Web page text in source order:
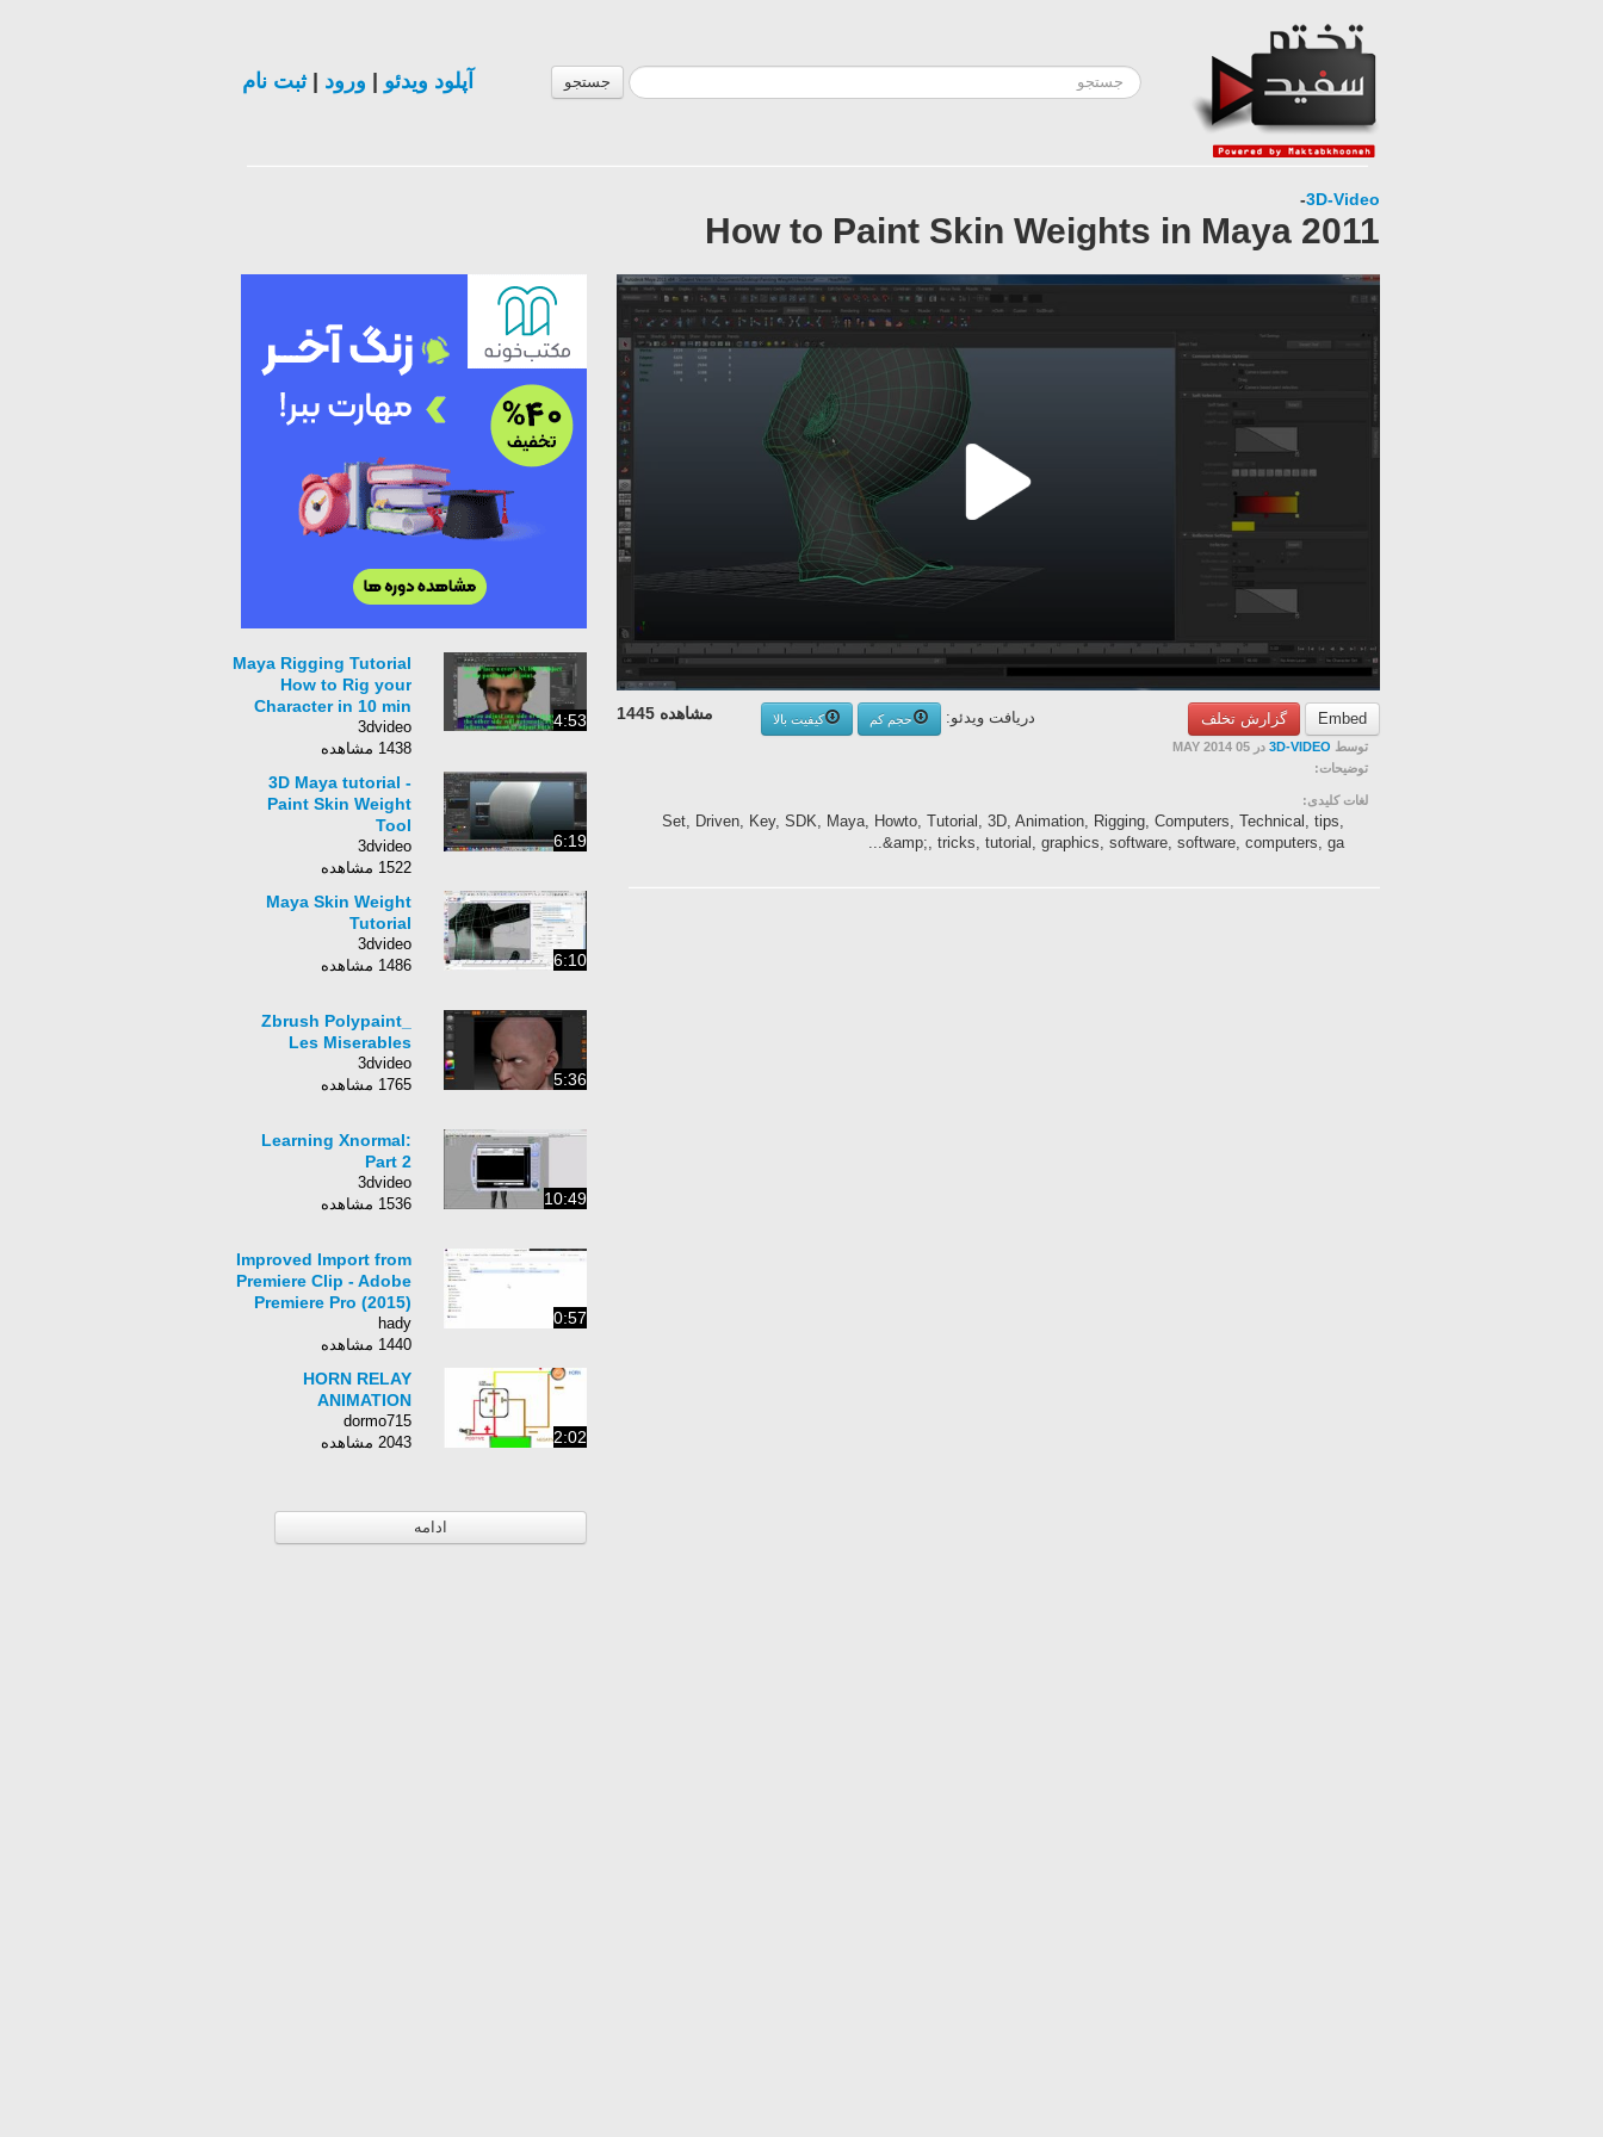
جستجو آپلود ویدئو ورود |ثبت نام
3D-Video
-
How to Paint Skin Weights in Maya 2011
Embed گزارش تخلف مشاهده 1445 دریافت ویدئو: حجم کم
کیفیت بالا
توسط 3D-VIDEO در 05 MAY 2014
توضیحات:
لغات کلیدی:
Set, Driven, Key, SDK, Maya, Howto, Tutorial, 3D, Animation, Rigging, Computers, Technical, tips,
&amp;, tricks, tutorial, graphics, software, software, computers, ga...
4:53
Maya Rigging Tutorial
How to Rig your
Character in 10 min
3dvideo
1438 مشاهده
6:19
3D Maya tutorial -
Paint Skin Weight
Tool
3dvideo
1522 مشاهده
6:10
Maya Skin Weight
Tutorial
3dvideo
1486 مشاهده
5:36
Zbrush Polypaint_
Les Miserables
3dvideo
1765 مشاهده
10:49
Learning Xnormal:
Part 2
3dvideo
1536 مشاهده
0:57
Improved Import from
Premiere Clip - Adobe
Premiere Pro (2015)
hady
1440 مشاهده
2:02
HORN RELAY
ANIMATION
dormo715
2043 مشاهده
ادامه